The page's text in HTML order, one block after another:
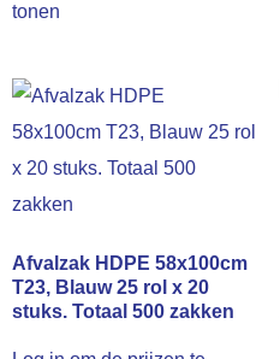
tonen
Afvalzak HDPE 58x100cm
T23, Blauw 25 rol x 20
stuks. Totaal 500 zakken